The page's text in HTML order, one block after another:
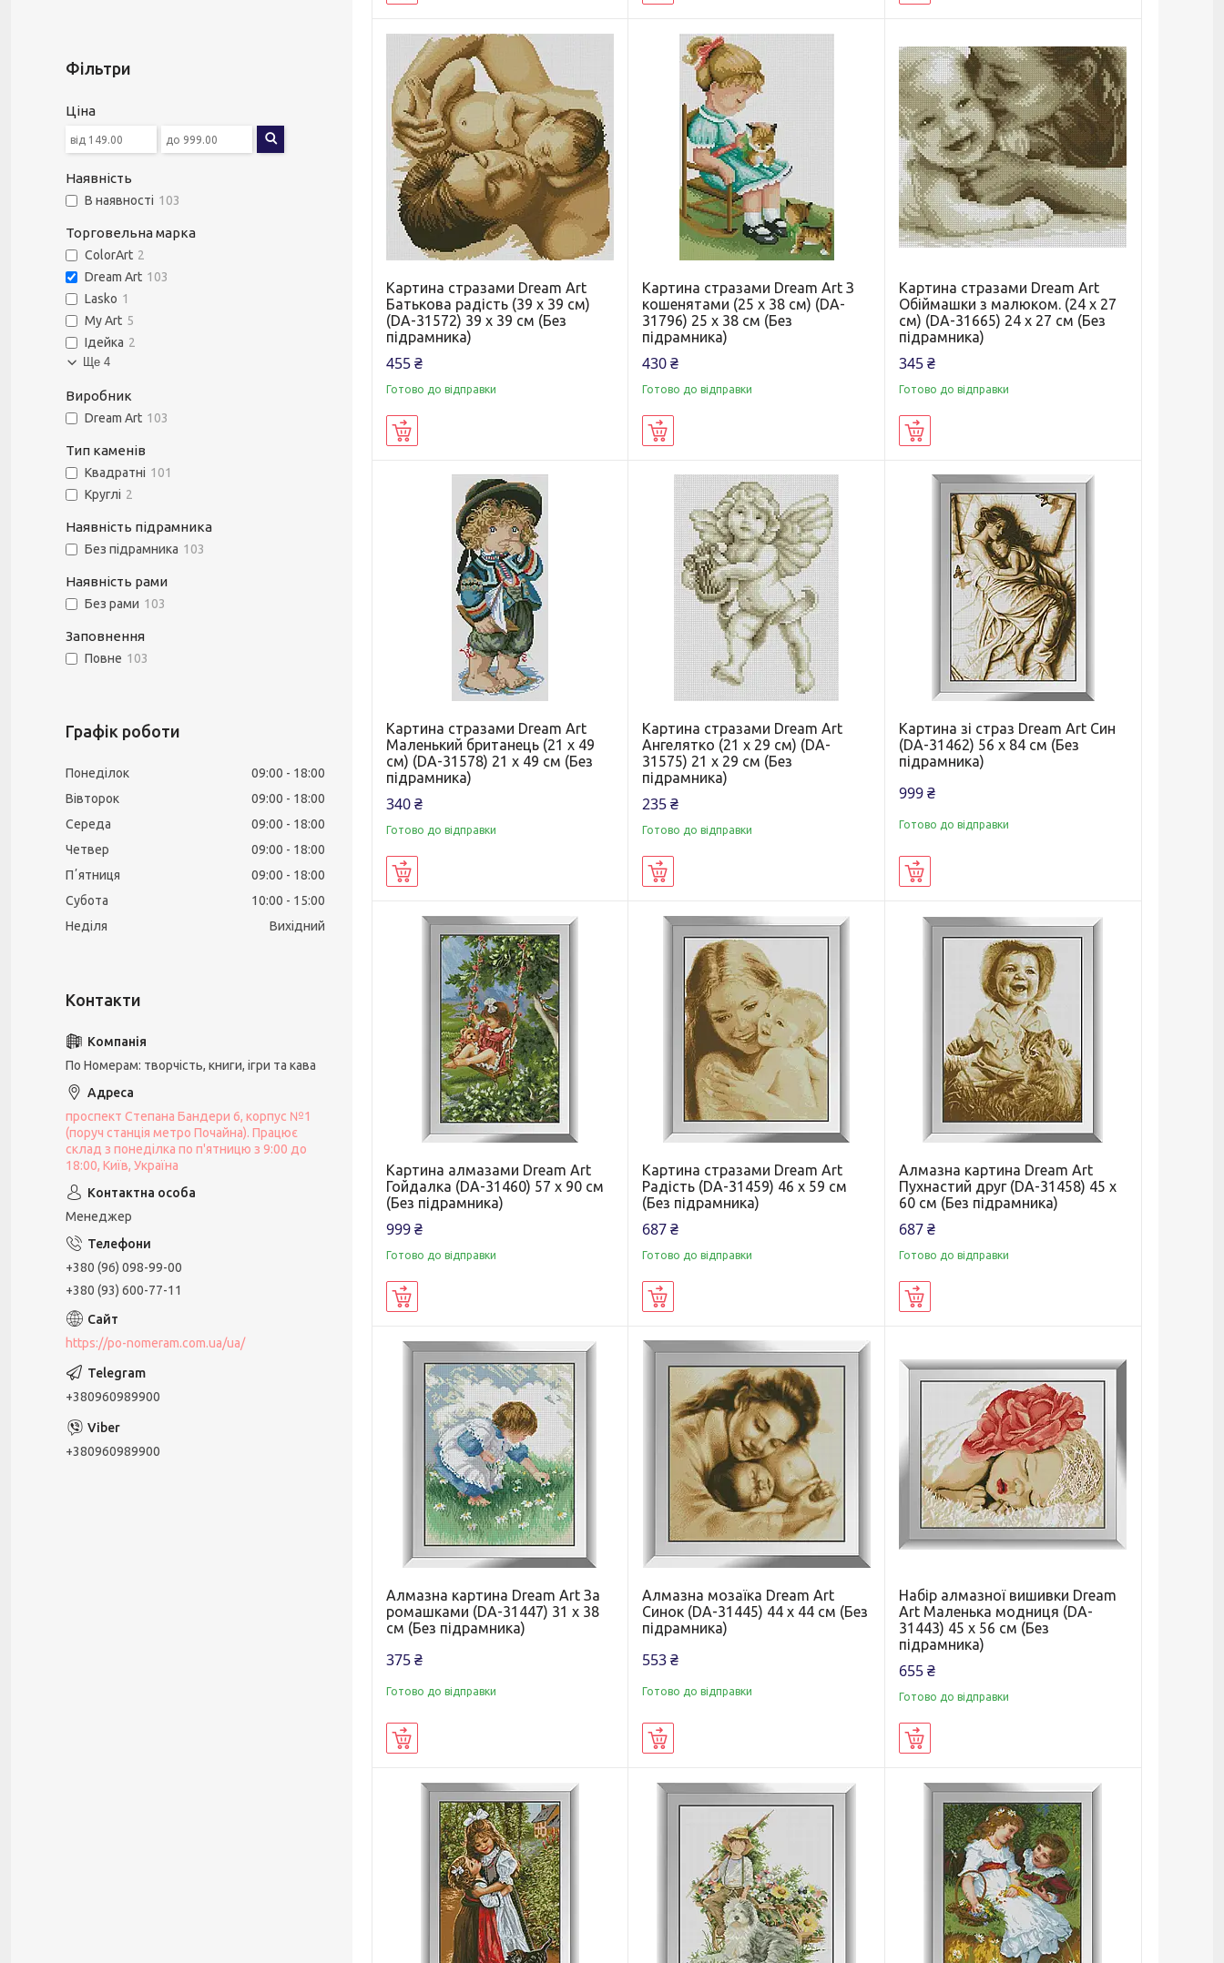
Картина стразами Dream Art
Батькова радість (39 х 39 см)
(DA-31572) 39 х 39 см (Без
підрамника)
455 ₴
Готово до відправки
Картина стразами Dream Art З
кошенятами (25 х 38 см) (DA-
31796) 25 х 38 см (Без
підрамника)
430 ₴
Готово до відправки
Картина стразами Dream Art
Обіймашки з малюком. (24 х 27
см) (DA-31665) 24 х 27 см (Без
підрамника)
345 ₴
Готово до відправки
Картина стразами Dream Art
Маленький британець (21 х 49
см) (DA-31578) 21 х 49 см (Без
підрамника)
340 ₴
Готово до відправки
Картина стразами Dream Art
Ангелятко (21 х 29 см) (DA-
31575) 21 х 29 см (Без
підрамника)
235 ₴
Готово до відправки
Картина зі страз Dream Art Син
(DA-31462) 56 x 84 см (Без
підрамника)
999 ₴
Готово до відправки
Картина алмазами Dream Art
Гойдалка (DA-31460) 57 x 90 см
(Без підрамника)
999 ₴
Готово до відправки
Картина стразами Dream Art
Радість (DA-31459) 46 x 59 см
(Без підрамника)
687 ₴
Готово до відправки
Алмазна картина Dream Art
Пухнастий друг (DA-31458) 45 x
60 см (Без підрамника)
687 ₴
Готово до відправки
Алмазна картина Dream Art За
ромашками (DA-31447) 31 x 38
см (Без підрамника)
375 ₴
Готово до відправки
Алмазна мозаїка Dream Art
Синок (DA-31445) 44 x 44 см (Без
підрамника)
553 ₴
Готово до відправки
Набір алмазної вишивки Dream
Art Маленька модниця (DA-
31443) 45 x 56 см (Без
підрамника)
655 ₴
Готово до відправки
Фільтри
Ціна
Наявність
В наявності 103
Торговельна марка
ColorArt 2
Dream Art 103
Lasko 1
My Art 5
Ідейка 2
Ще 4
Виробник
Dream Art 103
Тип каменів
Квадратні 101
Круглі 2
Наявність підрамника
Без підрамника 103
Наявність рами
Без рами 103
Заповнення
Повне 103
Графік роботи
Понеділок 09:00
18:00
Вівторок
09:00
18:00
Середа
09:00
18:00
Четвер
09:00
18:00
Пʼятниця
09:00
18:00
Субота
10:00
15:00
Неділя
Вихідний
По Номерам: творчість, книги, ігри та кава
проспект Степана Бандери 6, корпус №1
(поруч станція метро Почайна). Працює
склад з понеділка по п'ятницю з 9:00 до
18:00, Київ, Україна
Менеджер
+380 (96) 098-99-00
+380 (93) 600-77-11
https://po-nomeram.com.ua/ua/
+380960989900
+380960989900